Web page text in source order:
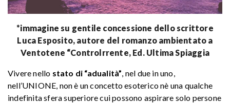
*immagine su gentile concessione dello scrittore
Luca Esposito, autore del romanzo ambientato a
Ventotene “Controlrrente, Ed. Ultima Spiaggia
Vivere nello stato di “adualità”, nel due in uno,
nell’UNIONE, non è un concetto esoterico nè una qualche
indefinita sfera superiore cui possono aspirare solo persone